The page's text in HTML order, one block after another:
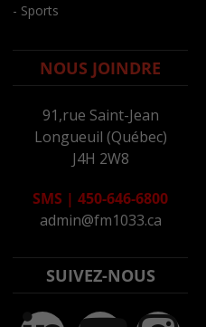
- Sports
NOUS JOINDRE
91,rue Saint-Jean
Longueuil (Québec)
J4H 2W8
SMS | 450-646-6800
admin@fm1033.ca
SUIVEZ-NOUS